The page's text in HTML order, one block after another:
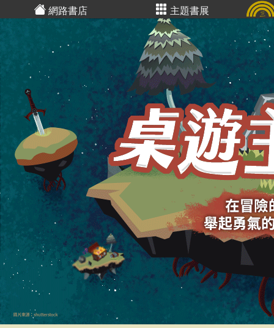
網路書店 主題書展